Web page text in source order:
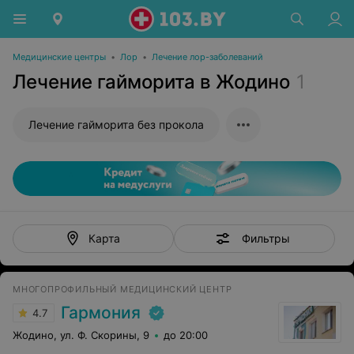
Медицинские центры • Лор • Лечение лор-заболеваний
Лечение гайморита в Жодино 1
Лечение гайморита без прокола
Карта Фильтры
МНОГОПРОФИЛЬНЫЙ МЕДИЦИНСКИЙ ЦЕНТР
4.7 Гармония
Жодино, ул. Ф. Скорины, 9 до 20:00